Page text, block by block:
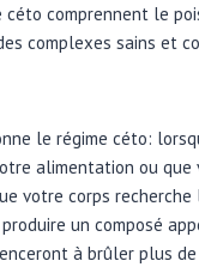
céto comprennent le
complexes sains et
le régime céto:
alimentation ou
votre corps
un composé
à brûler plus de